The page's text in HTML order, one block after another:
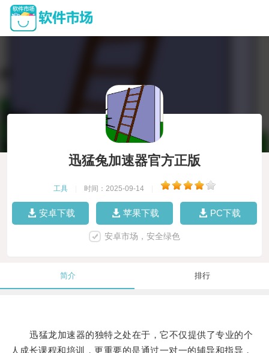
迅猛兔加速器官方正版
工具 时间：2025-09-14
安卓下载 苹果下载 PC下载
安卓市场，安全绿色
简介 排行
迅猛龙加速器的独特之处在于，它不仅提供了专业的个
人成长课程和培训，更重要的是通过一对一的辅导和指导，